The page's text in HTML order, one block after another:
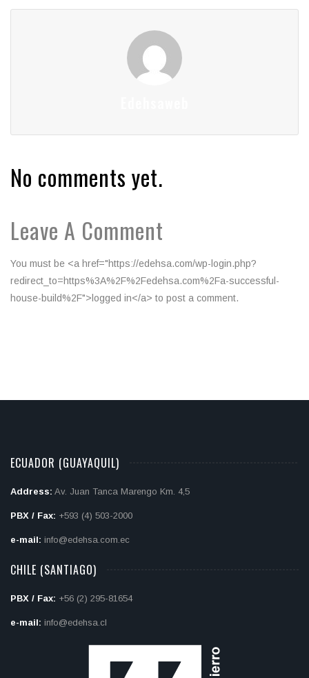
No comments yet.
Leave A Comment
You must be <a href="https://edehsa.com/wp-login.php?
redirect_to=https%3A%2F%2Fedehsa.com%2Fa-successful-
house-build%2F">logged in</a> to post a comment.
ECUADOR (GUAYAQUIL)
Address: Av. Juan Tanca Marengo Km. 4,5
PBX / Fax: +593 (4) 503-2000
e-mail: info@edehsa.com.ec
CHILE (SANTIAGO)
PBX / Fax: +56 (2) 295-81654
e-mail: info@edehsa.cl